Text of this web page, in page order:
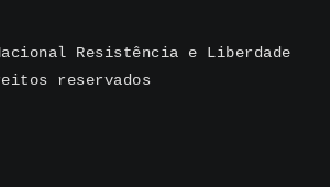
Resistência e Liberdade
reservados